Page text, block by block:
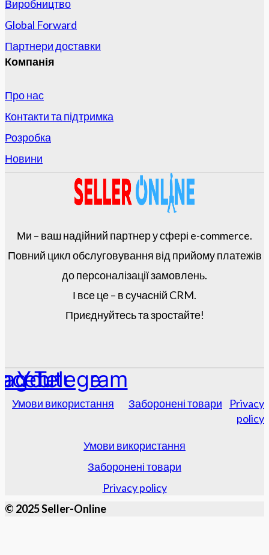
Виробництво
Global Forward
Партнери доставки
Компанія
Про нас
Контакти та підтримка
Розробка
Новини
Ми – ваш надійний партнер у сфері e-commerce.
Повний цикл обслуговування від прийому платежів
до персоналізації замовлень.
І все це – в сучасній CRM.
Приєднуйтесь та зростайте!
Youtube
Telegram
Умови використання Заборонені товари
Privacy
policy
Умови використання
Заборонені товари
Privacy policy
© 2025 Seller-Online